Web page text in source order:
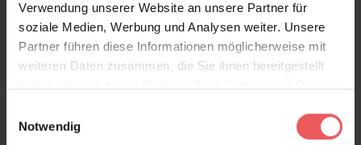
Verwendung unserer Website an unsere Partner für
soziale Medien, Werbung und Analysen weiter. Unsere
Partner führen diese Informationen möglicherweise mit
weiteren Daten zusammen, die Sie ihnen bereitgestellt
Notwendig
Sie haben Fragen zum Produkt?
Frage stellen
+49 (0)221 932 81 82